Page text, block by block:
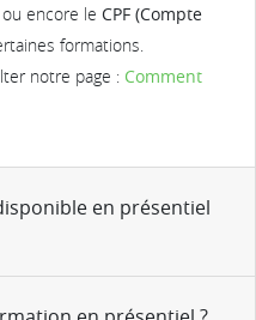
ou encore le CPF (Compte
formations.
notre page : Comment
en présentiel